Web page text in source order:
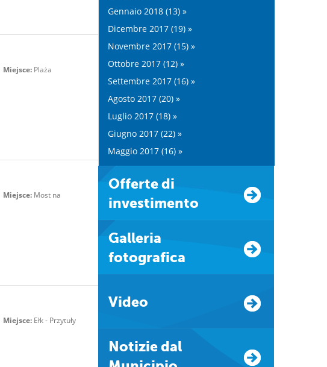
Miejsce:Plaża
Miejsce:Most na
Miejsce:Ełk - Przytuły
Gennaio 2018 (13) »
Dicembre 2017 (19) »
Novembre 2017 (15) »
Ottobre 2017 (12) »
Settembre 2017 (16) »
Agosto 2017 (20) »
Luglio 2017 (18) »
Giugno 2017 (22) »
Maggio 2017 (16) »
Offerte di
investimento
Galleria
fotografica
Video
Notizie dal